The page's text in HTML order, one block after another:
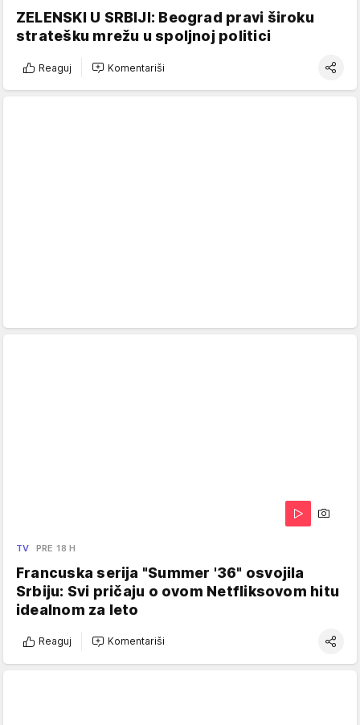
ZELENSKI U SRBIJI: Beograd pravi široku
stratešku mrežu u spoljnoj politici
Reaguj Komentariši
TV PRE 18 H
Francuska serija "Summer '36" osvojila
Srbiju: Svi pričaju o ovom Netfliksovom hitu
idealnom za leto
Reaguj Komentariši